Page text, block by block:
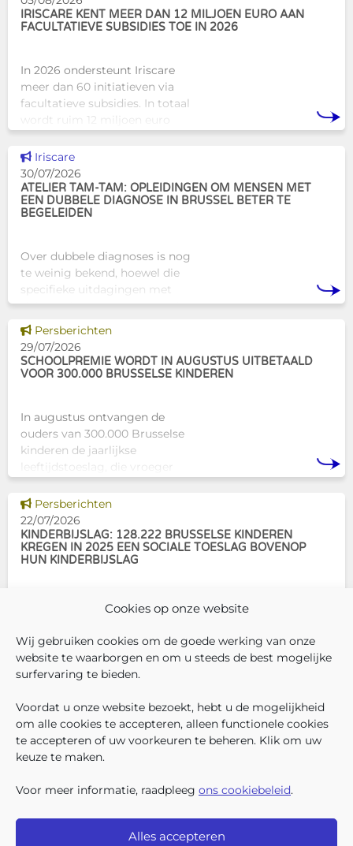
Cookies op onze website
Wij gebruiken cookies om de goede werking van onze
website te waarborgen en om u steeds de best mogelijke
surfervaring te bieden.
Voordat u onze website bezoekt, hebt u de mogelijkheid
om alle cookies te accepteren, alleen functionele cookies
te accepteren of uw voorkeuren te beheren. Klik om uw
keuze te maken.
Voor meer informatie, raadpleeg ons cookiebeleid.
Alles accepteren
huisvestingsstructuren v
IRISCARE KENT MEER DAN 12 MILJOEN EURO AAN
FACULTATIEVE SUBSIDIES TOE IN 2026
In 2026 ondersteunt Iriscare
meer dan 60 initiatieven via
facultatieve subsidies. In totaal
wordt ruim 12 miljoen euro
Brusselse actoren die actief
zijn op het vlak van gezondhe
Dit nieuws tonen
Iriscare
30/07/2026
ATELIER TAM-TAM: OPLEIDINGEN OM MENSEN MET
EEN DUBBELE DIAGNOSE IN BRUSSEL BETER TE
BEGELEIDEN
Over dubbele diagnoses is nog
te weinig bekend, hoewel die
specifieke uitdagingen met
zich meebrengen voor zowel
professionals als naasten. In
Brussel biedt Atelier Tam-Tam
een concrete oplossing in
Dit nieuws tonen
Persberichten
29/07/2026
SCHOOLPREMIE WORDT IN AUGUSTUS UITBETAALD
VOOR 300.000 BRUSSELSE KINDEREN
In augustus ontvangen de
ouders van 300.000 Brusselse
kinderen de jaarlijkse
leeftijdstoeslag, die vroeger
schoolpremie. Deze financiële
ondersteuning helpt gezinnen
om de kosten
Dit nieuws tonen
Persberichten
22/07/2026
KINDERBIJSLAG: 128.222 BRUSSELSE KINDEREN
KREGEN IN 2025 EEN SOCIALE TOESLAG BOVENOP
HUN KINDERBIJSLAG
In december 2025 hadden
304.966 Brusselse kinderen
recht op kinderbijslag. Van hen
ontvingen 128.222 kinderen ook
een sociale toeslag boven op
komt overeen met 42,04% van
WIE ZIJN WIJ ?
WERKEN BIJ ONS
ALLE NIEUWSBERICHTEN
TRANSPARANTIE
CONTACTEER ONS
PERS
KLACHTEN